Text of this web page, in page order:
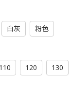
白灰 粉色
110 120 130